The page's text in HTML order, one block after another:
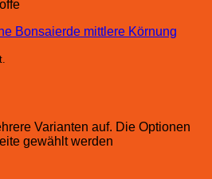
Bonsaierde mittlere Körnung
Varianten auf. Die Optionen
gewählt werden